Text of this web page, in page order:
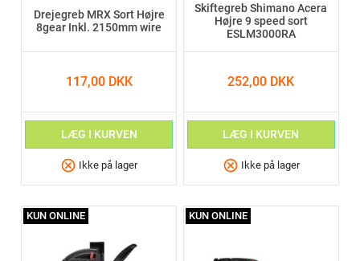
Drejegreb MRX Sort Højre
8gear Inkl. 2150mm wire
117,00 DKK
LÆG I KURVEN
cancel Ikke på lager
Skiftegreb Shimano Acera
Højre 9 speed sort
ESLM3000RA
252,00 DKK
LÆG I KURVEN
cancel Ikke på lager
KUN ONLINE KUN ONLINE